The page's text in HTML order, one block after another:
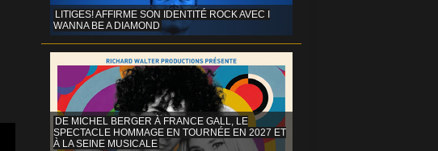
LITIGES! AFFIRME SON IDENTITÉ ROCK AVEC I
WANNA BE A DIAMOND
DE MICHEL BERGER À FRANCE GALL, LE
SPECTACLE HOMMAGE EN TOURNÉE EN 2027 ET
À LA SEINE MUSICALE